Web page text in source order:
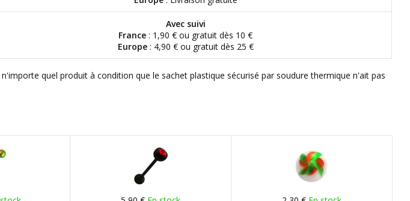
Avec suivi
France : 1,90 € ou gratuit dès 10 €
Europe: 4,90 € ou gratuit dès 25 €
quel produit à condition que le sachet plastique sécurisé par soudure thermique n'ait pas